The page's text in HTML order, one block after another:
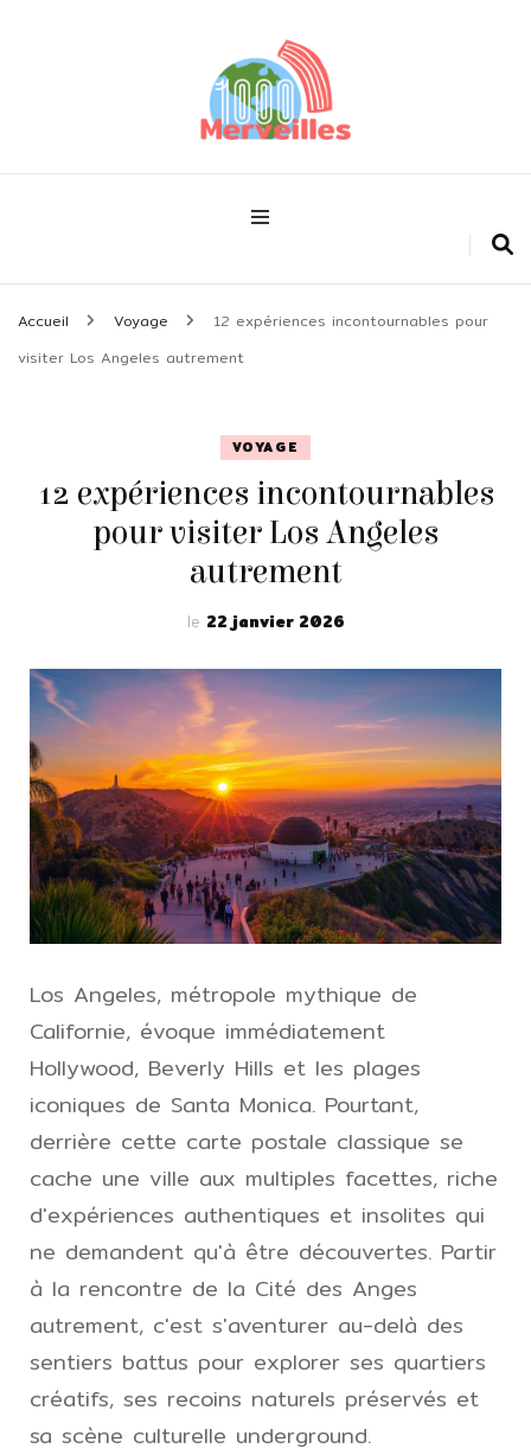
1000merveilles
Accueil Voyage
12 expériences incontournables pour
visiter Los Angeles autrement
VOYAGE
12 expériences incontournables
pour visiter Los Angeles
autrement
le 22 janvier 2026
Los Angeles, métropole mythique de
Californie, évoque immédiatement
Hollywood, Beverly Hills et les plages
iconiques de Santa Monica. Pourtant,
derrière cette carte postale classique se
cache une ville aux multiples facettes, riche
d'expériences authentiques et insolites qui
ne demandent qu'à être découvertes. Partir
à la rencontre de la Cité des Anges
autrement, c'est s'aventurer au-delà des
sentiers battus pour explorer ses quartiers
créatifs, ses recoins naturels préservés et
sa scène culturelle underground.